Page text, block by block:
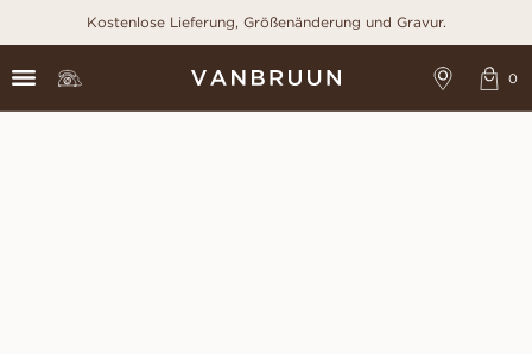
Kostenlose Lieferung, Größenänderung und Gravur.